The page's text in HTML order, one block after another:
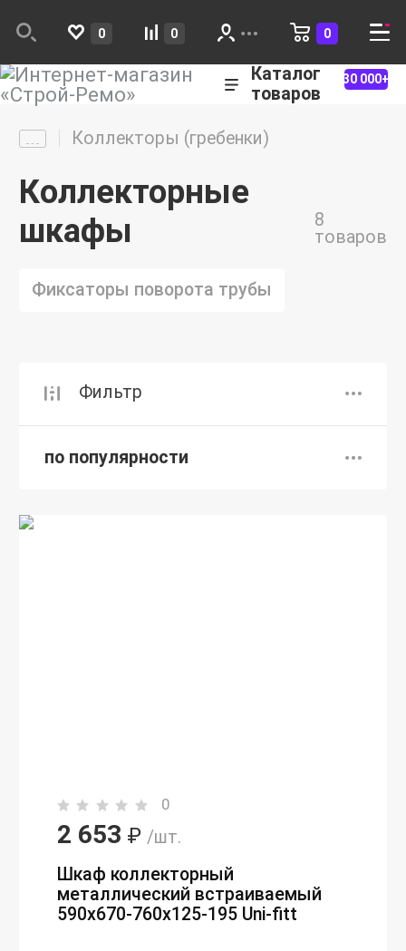
0 0 0
Каталог
товаров
30 000+
Коллекторы (гребенки)
Коллекторные
шкафы
8
товаров
Фиксаторы поворота трубы
Фильтр
по популярности
0
2 653 ₽ /шт.
Шкаф коллекторный
металлический встраиваемый
590х670-760х125-195 Uni-fitt